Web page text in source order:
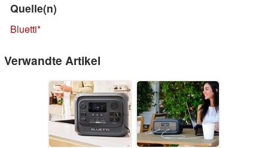
Quelle(n)
Bluetti
Verwandte Artikel